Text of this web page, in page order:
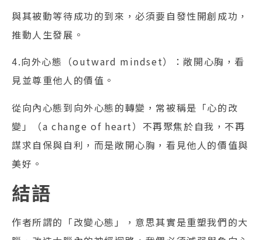
與其被動等待成功的到來，必須要自發性開創成功，
推動人生發展。
4.向外心態（outward mindset）：敞開心胸，看
見並尊重他人的價值。
從向內心態到向外心態的轉變，常被稱是「心的改
變」（a change of heart）不再聚焦於自我，不再
謀求自保與自利，而是敞開心胸，看見他人的價值與
美好。
結語
作者所謂的「改變心態」，意思其實是重塑我們的大